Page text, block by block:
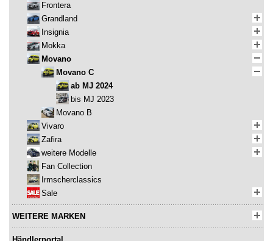
Frontera
Grandland
Insignia
Mokka
Movano
Movano C
ab MJ 2024
bis MJ 2023
Movano B
Vivaro
Zafira
weitere Modelle
Fan Collection
Irmscherclassics
Sale
WEITERE MARKEN